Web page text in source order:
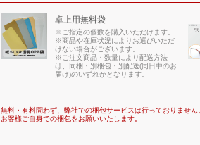
卓上用無料袋
※ご指定の個数を購入いただけます。
※商品や在庫状況によりお選びいただ
けない場合がございます。
※ご注文商品・数量により配送方法
は、同梱・別梱包・別配送(同日中のお
届け)のいずれかとなります。
無料・有料問わず、弊社での梱包サービスは行っておりません
お客様ご自身での梱包をお願いいたします。